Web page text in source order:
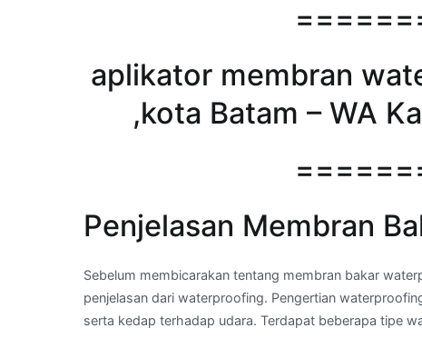
aplikator membran
,kota Batam – WA
Penjelasan Membran
Sebelum membicarakan tentang membran bakar
penjelasan dari waterproofing. Pengertian
serta kedap terhadap udara. Terdapat beberapa tipe